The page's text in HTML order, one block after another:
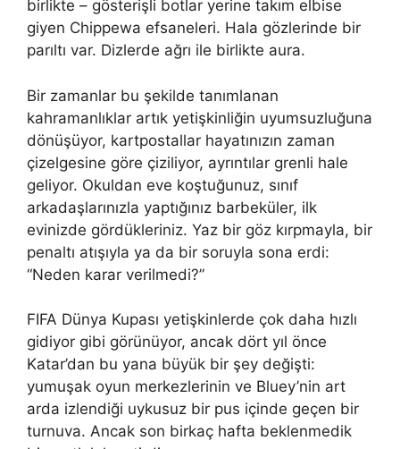
birlikte – gösterişli botlar yerine takım elbise
giyen Chippewa efsaneleri. Hala gözlerinde bir
parıltı var. Dizlerde ağrı ile birlikte aura.
Bir zamanlar bu şekilde tanımlanan
kahramanlıklar artık yetişkinliğin uyumsuzluğuna
dönüşüyor, kartpostallar hayatınızın zaman
çizelgesine göre çiziliyor, ayrıntılar grenli hale
geliyor. Okuldan eve koştuğunuz, sınıf
arkadaşlarınızla yaptığınız barbeküler, ilk
evinizde gördükleriniz. Yaz bir göz kırpmayla, bir
penaltı atışıyla ya da bir soruyla sona erdi:
“Neden karar verilmedi?”
FIFA Dünya Kupası yetişkinlerde çok daha hızlı
gidiyor gibi görünüyor, ancak dört yıl önce
Katar’dan bu yana büyük bir şey değişti:
yumuşak oyun merkezlerinin ve Bluey’nin art
arda izlendiği uykusuz bir pus içinde geçen bir
turnuva. Ancak son birkaç hafta beklenmedik